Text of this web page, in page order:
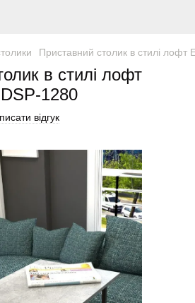
Приставний столик в стилі лофт
в стилі лофт
1280
відгук